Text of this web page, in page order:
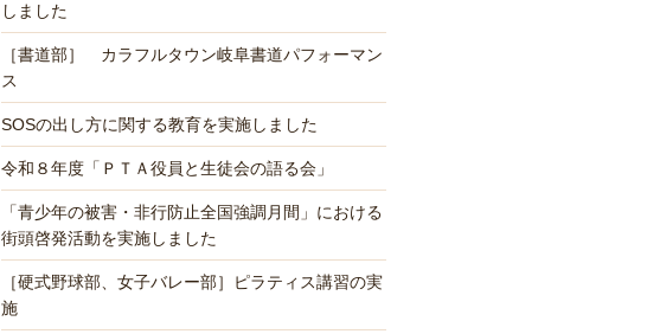
しました
［書道部］ カラフルタウン岐阜書道パフォーマン
ス
SOSの出し方に関する教育を実施しました
令和８年度「ＰＴＡ役員と生徒会の語る会」
「青少年の被害・非行防止全国強調月間」における
街頭啓発活動を実施しました
［硬式野球部、女子バレー部］ピラティス講習の実
施